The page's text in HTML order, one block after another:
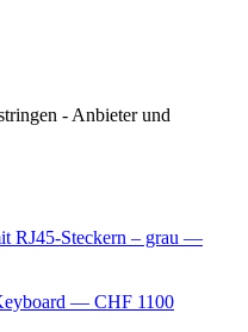
- Anbieter und
RJ45-Steckern – grau —
— CHF 1100